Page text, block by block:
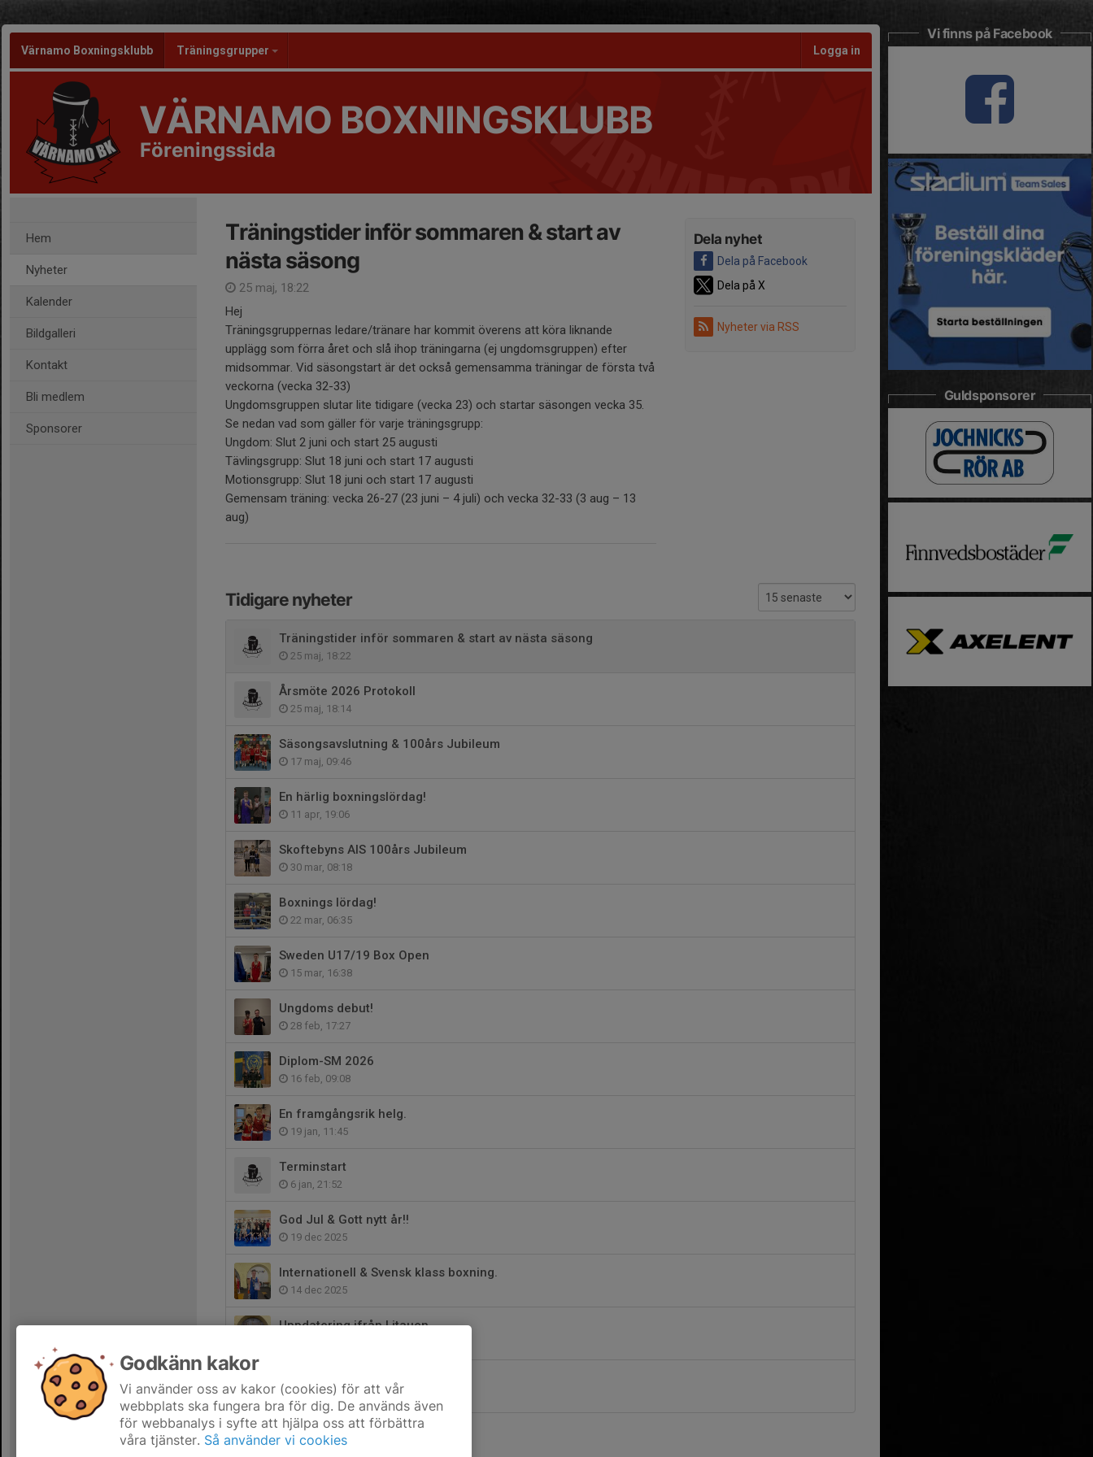
Värnamo Boxningsklubb Träningsgrupper Logga in
VÄRNAMO BOXNINGSKLUBB
Föreningssida
Hem
Nyheter
Kalender
Bildgalleri
Kontakt
Bli medlem
Sponsorer
Dela nyhet
Dela på Facebook
Dela på X
Nyheter via RSS
Träningstider inför sommaren & start av
nästa säsong
25 maj, 18:22
Hej
Träningsgruppernas ledare/tränare har kommit överens att köra liknande
upplägg som förra året och slå ihop träningarna (ej ungdomsgruppen) efter
midsommar. Vid säsongstart är det också gemensamma träningar de första två
veckorna (vecka 32-33)
Ungdomsgruppen slutar lite tidigare (vecka 23) och startar säsongen vecka 35.
Se nedan vad som gäller för varje träningsgrupp:
Ungdom: Slut 2 juni och start 25 augusti
Tävlingsgrupp: Slut 18 juni och start 17 augusti
Motionsgrupp: Slut 18 juni och start 17 augusti
Gemensam träning: vecka 26-27 (23 juni – 4 juli) och vecka 32-33 (3 aug – 13
aug)
Tidigare nyheter
Träningstider inför sommaren & start av nästa säsong
25 maj, 18:22
Årsmöte 2026 Protokoll
25 maj, 18:14
Säsongsavslutning & 100års Jubileum
17 maj, 09:46
En härlig boxningslördag!
11 apr, 19:06
Skoftebyns AIS 100års Jubileum
30 mar, 08:18
Boxnings lördag!
22 mar, 06:35
Sweden U17/19 Box Open
15 mar, 16:38
Ungdoms debut!
28 feb, 17:27
Diplom-SM 2026
16 feb, 09:08
En framgångsrik helg.
19 jan, 11:45
Terminstart
6 jan, 21:52
God Jul & Gott nytt år!!
19 dec 2025
Internationell & Svensk klass boxning.
14 dec 2025
Uppdatering ifrån Litauen
11 dec 2025
Vi finns på Facebook
Guldsponsorer
Godkänn kakor
Vi använder oss av kakor (cookies) för att vår
webbplats ska fungera bra för dig. De används även
för webbanalys i syfte att hjälpa oss att förbättra
våra tjänster. Så använder vi cookies